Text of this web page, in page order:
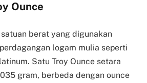
Ounce
berat yang digunakan
logam mulia seperti
Satu Troy Ounce setara
gram, berbeda dengan ounce